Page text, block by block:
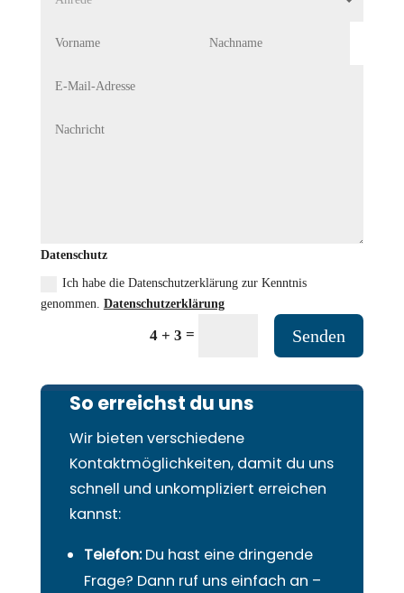
Datenschutz
Ich habe die Datenschutzerklärung zur Kenntnis
genommen. Datenschutzerklärung
4 + 3 = Senden
So erreichst du uns
Wir bieten verschiedene
Kontaktmöglichkeiten, damit du uns
schnell und unkompliziert erreichen
kannst:
Telefon:Du hast eine dringende
Frage? Dann ruf uns einfach an –